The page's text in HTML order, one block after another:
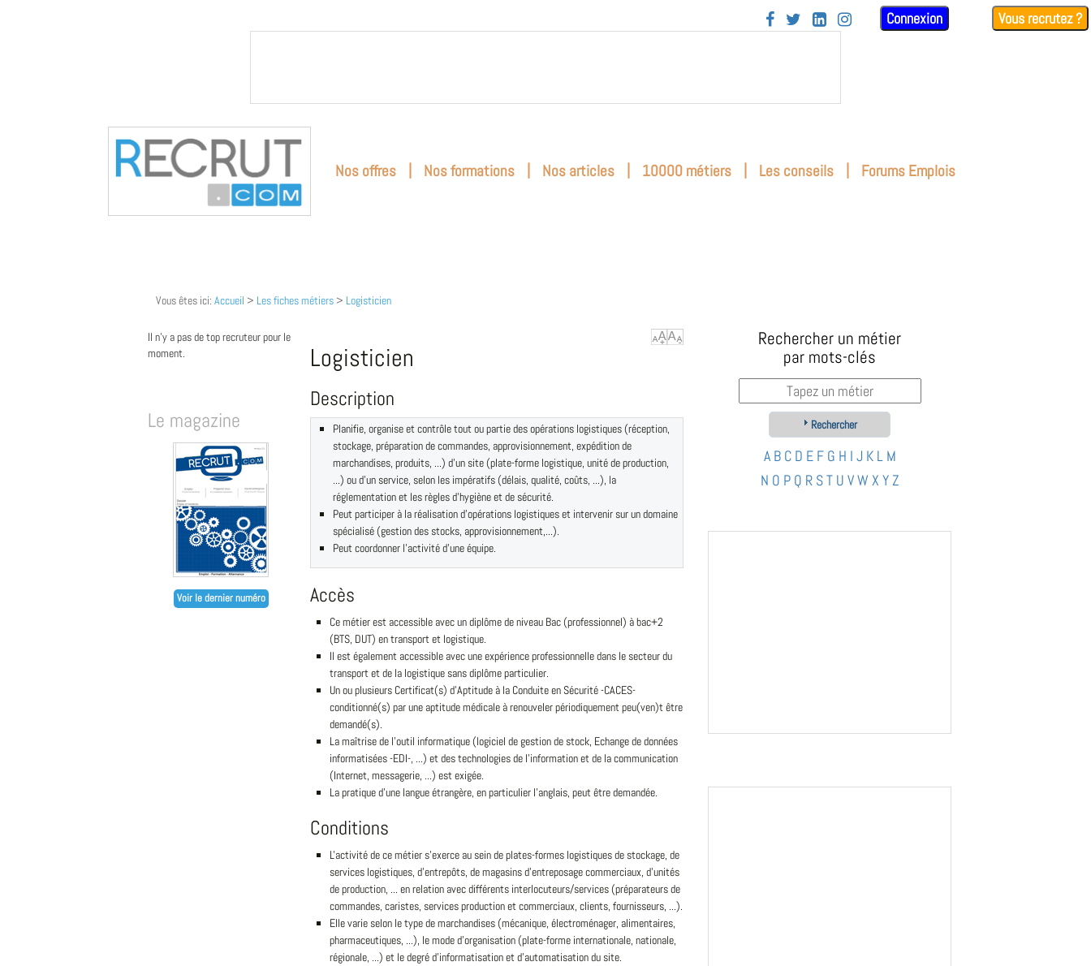
    Connexion Vous recrutez ?
Nos offres | Nos formations | Nos articles | 10000 métiers | Les conseils | Forums Emplois
Vous êtes ici: Accueil > Les fiches métiers > Logisticien
Il n'y a pas de top recruteur pour le
moment.
Le magazine
Voir le dernier numéro
Logisticien
Description
Planifie, organise et contrôle tout ou partie des opérations logistiques (réception,
stockage, préparation de commandes, approvisionnement, expédition de
marchandises, produits, ...) d'un site (plate-forme logistique, unité de production,
...) ou d'un service, selon les impératifs (délais, qualité, coûts, ...), la
réglementation et les règles d'hygiène et de sécurité.
Peut participer à la réalisation d'opérations logistiques et intervenir sur un domaine
spécialisé (gestion des stocks, approvisionnement,...).
Peut coordonner l'activité d'une équipe.
Accès
Ce métier est accessible avec un diplôme de niveau Bac (professionnel) à bac+2
(BTS, DUT) en transport et logistique.
Il est également accessible avec une expérience professionnelle dans le secteur du
transport et de la logistique sans diplôme particulier.
Un ou plusieurs Certificat(s) d'Aptitude à la Conduite en Sécurité -CACES-
conditionné(s) par une aptitude médicale à renouveler périodiquement peu(ven)t être
demandé(s).
La maîtrise de l'outil informatique (logiciel de gestion de stock, Echange de données
informatisées -EDI-, ...) et des technologies de l'information et de la communication
(Internet, messagerie, ...) est exigée.
La pratique d'une langue étrangère, en particulier l'anglais, peut être demandée.
Conditions
L'activité de ce métier s'exerce au sein de plates-formes logistiques de stockage, de
services logistiques, d'entrepôts, de magasins d'entreposage commerciaux, d'unités
de production, ... en relation avec différents interlocuteurs/services (préparateurs de
commandes, caristes, services production et commerciaux, clients, fournisseurs, ...).
Elle varie selon le type de marchandises (mécanique, électroménager, alimentaires,
pharmaceutiques, ...), le mode d'organisation (plate-forme internationale, nationale,
régionale, ...) et le degré d'informatisation et d'automatisation du site.
Rechercher un métier
par mots-clés
Rechercher
A B C D E F G H I J K L M
N O P Q R ST U VW X YZ